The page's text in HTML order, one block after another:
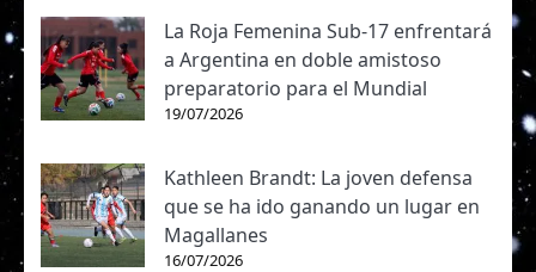
La Roja Femenina Sub-17 enfrentará
a Argentina en doble amistoso
preparatorio para el Mundial
19/07/2026
Kathleen Brandt: La joven defensa
que se ha ido ganando un lugar en
Magallanes
16/07/2026